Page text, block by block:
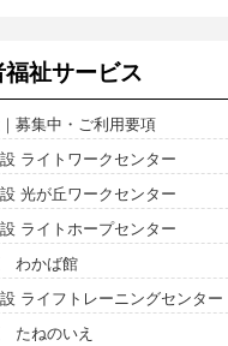
福祉サービス
募集中・ご利用要項
ライトワークセンター
光が丘ワークセンター
ライトホープセンター
わかば館
ライフトレーニングセンター
たねのいえ